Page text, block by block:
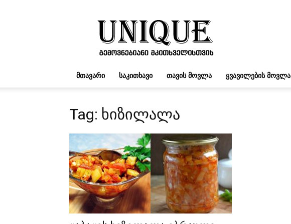
UNIQUE.GE
ᲛᲗᲐᲕᲐᲠᲘ ᲡᲐᲙᲘᲗᲮᲐᲕᲘ ᲗᲐᲕᲘᲡ ᲛᲝᲕᲚᲐ ᲧᲕᲐᲕᲘᲚᲔᲑᲘᲡ ᲛᲝᲕᲚᲐ
Tag: ხიზილალა